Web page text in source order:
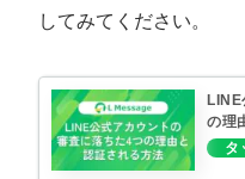
してみてください。
の理